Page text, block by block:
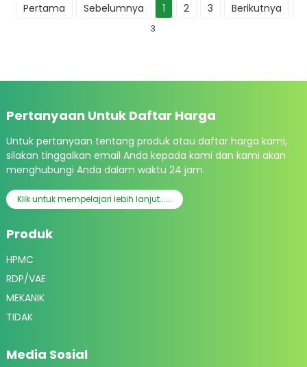
Pertama Sebelumnya 1 2 3 Berikutnya
3
Pertanyaan Untuk Daftar Harga
Untuk pertanyaan tentang produk atau daftar harga kami,
silakan tinggalkan email Anda kepada kami dan kami akan
menghubungi Anda dalam waktu 24 jam.
Klik untuk mempelajari lebih lanjut......
Produk
HPMC
RDP/VAE
MEKANIK
TIDAK
Media Sosial